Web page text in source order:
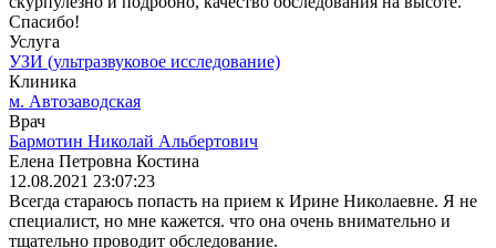
Спасибо!
Услуга
УЗИ (ультразвуковое исследование)
Клиника
м. Автозаводская
Врач
Бармотин Николай Альбертович
Елена Петровна Костина
12.08.2021 23:07:23
Всегда стараюсь попасть на прием к Ирине Николаевне. Я не
специалист, но мне кажется. что она очень внимательно и
тщательно проводит обследование.